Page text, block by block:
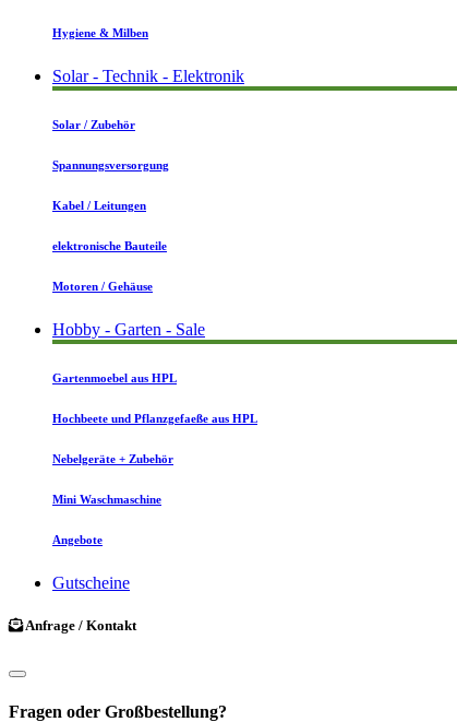
Hygiene & Milben
Solar - Technik - Elektronik
Solar / Zubehör
Spannungsversorgung
Kabel / Leitungen
elektronische Bauteile
Motoren / Gehäuse
Hobby - Garten - Sale
Gartenmoebel aus HPL
Hochbeete und Pflanzgefaeße aus HPL
Nebelgeräte + Zubehör
Mini Waschmaschine
Angebote
Gutscheine
Anfrage / Kontakt
Fragen oder Großbestellung?